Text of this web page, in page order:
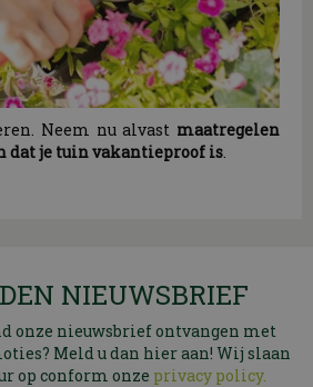
Neem nu alvast maatregelen
dat je tuin vakantieproof is
NIEUWSBRIEF
onze nieuwsbrief ontvangen met
Meld u dan hier aan! Wij slaan
op conform onze privacy policy.